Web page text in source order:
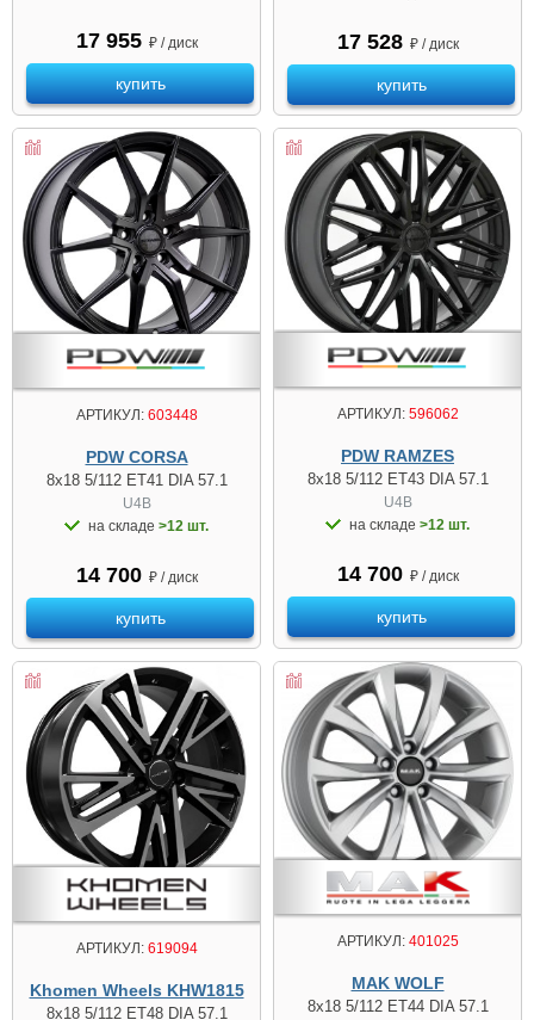
17 955 ₽ / диск
купить
17 528 ₽ / диск
купить
АРТИКУЛ:603448
PDW CORSA
8x18 5/112 ET41 DIA 57.1
U4B
на складе >12 шт.
14 700 ₽ / диск
купить
АРТИКУЛ:596062
PDW RAMZES
8x18 5/112 ET43 DIA 57.1
U4B
на складе >12 шт.
14 700 ₽ / диск
купить
АРТИКУЛ:619094
Khomen Wheels KHW1815
8x18 5/112 ET48 DIA 57.1
АРТИКУЛ:401025
MAK WOLF
8x18 5/112 ET44 DIA 57.1